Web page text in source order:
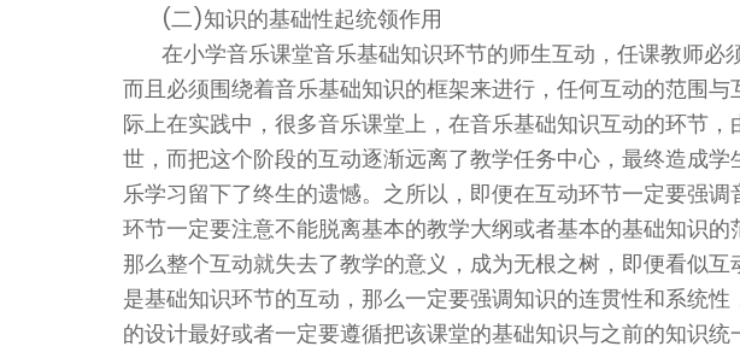
(二)知识的基础性起统领作用
在小学音乐课堂音乐基础知识环节的师生互动，任课教师
而且必须围绕着音乐基础知识的框架来进行，任何互动的范围
际上在实践中，很多音乐课堂上，在音乐基础知识互动的环节
世，而把这个阶段的互动逐渐远离了教学任务中心，最终造成
乐学习留下了终生的遗憾。之所以，即便在互动环节一定要强
环节一定要注意不能脱离基本的教学大纲或者基本的基础知识的
那么整个互动就失去了教学的意义，成为无根之树，即便看似
是基础知识环节的互动，那么一定要强调知识的连贯性和系统
的设计最好或者一定要遵循把该课堂的基础知识与之前的知识